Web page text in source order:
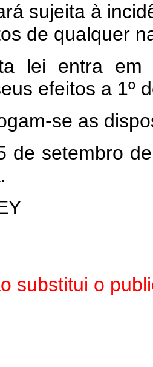
sujeita à
de qualquer
lei entra em
efeitos a 1º
se as
de setembro
substitui o